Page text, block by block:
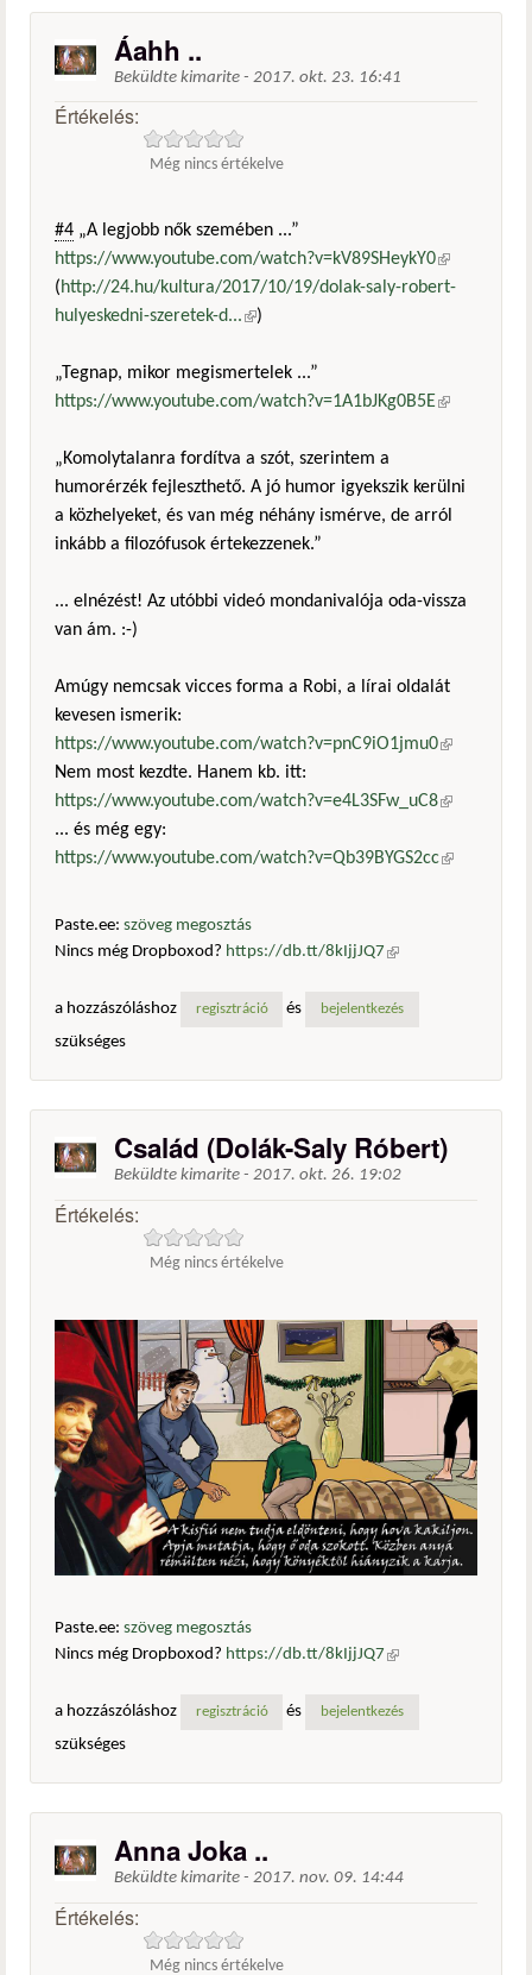
Áahh ..
Beküldte kimarite - 2017. okt. 23. 16:41
Értékelés:
Még nincs értékelve
#4 „A legjobb nők szemében ...”
https://www.youtube.com/watch?v=kV89SHeykY0(külső
hivatkozás)
(http://24.hu/kultura/2017/10/19/dolak-saly-robert-
hulyeskedni-szeretek-d...(külső hivatkozás)
)
„Tegnap, mikor megismertelek ...”
https://www.youtube.com/watch?v=1A1bJKg0B5E(külső
„Komolytalanra fordítva a szót, szerintem a
humorérzék fejleszthető. A jó humor igyekszik kerülni
a közhelyeket, és van még néhány ismérve, de arról
inkább a filozófusok értekezzenek.”
... elnézést! Az utóbbi videó mondanivalója oda-vissza
van ám. :-)
Amúgy nemcsak vicces forma a Robi, a lírai oldalát
kevesen ismerik:
https://www.youtube.com/watch?v=pnC9iO1jmu0(külső
Nem most kezdte. Hanem kb. itt:
https://www.youtube.com/watch?v=e4L3SFw_uC8(külső
... és még egy:
https://www.youtube.com/watch?v=Qb39BYGS2cc(külső
Paste.ee: szöveg megosztás
Nincs még Dropboxod? https://db.tt/8kIjjJQ7 (külső
a hozzászóláshoz
regisztráció és bejelentkezés
szükséges
Család (Dolák-Saly Róbert)
Beküldte kimarite - 2017. okt. 26. 19:02
Értékelés:
Még nincs értékelve
Paste.ee: szöveg megosztás
Nincs még Dropboxod? https://db.tt/8kIjjJQ7 (külső
a hozzászóláshoz
regisztráció és bejelentkezés
szükséges
Anna Joka ..
Beküldte kimarite - 2017. nov. 09. 14:44
Értékelés:
Még nincs értékelve